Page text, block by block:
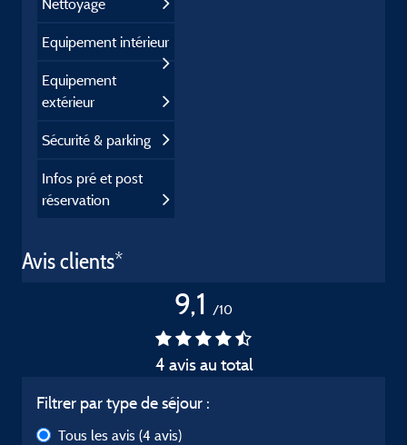
Nettoyage
Equipement intérieur
Equipement
extérieur
Sécurité & parking
Infos pré et post
réservation
Avis clients*
9,1 /10
4 avis au total
Filtrer par type de séjour :
Tous les avis (4 avis)